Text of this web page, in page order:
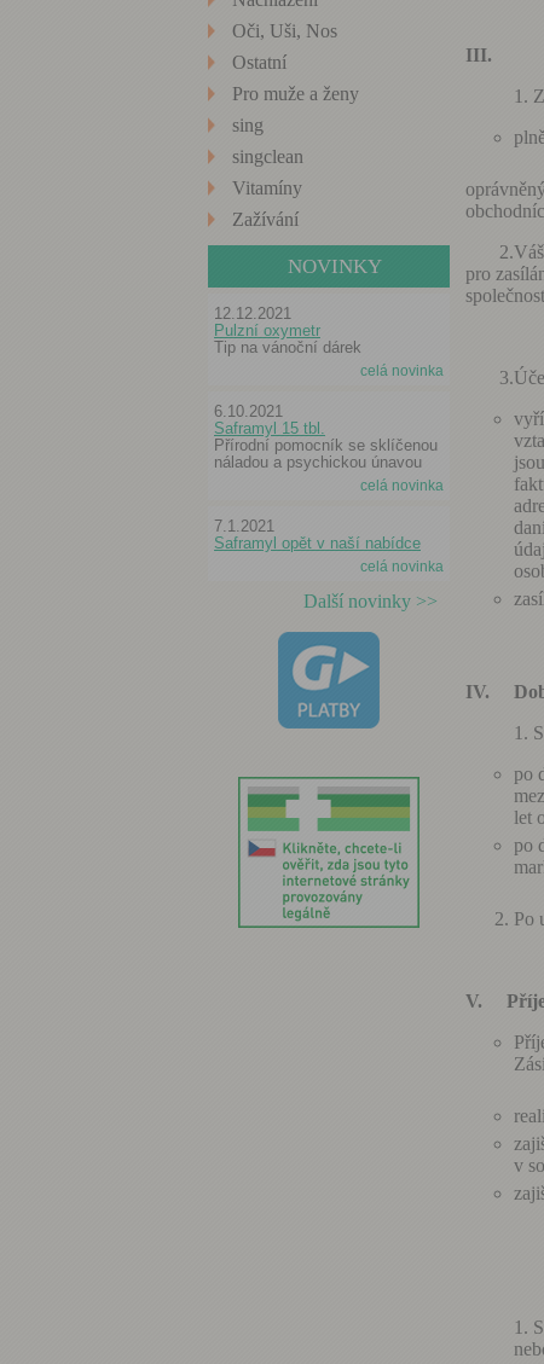
Oči, Uši, Nos
Ostatní
Pro muže a ženy
sing
singclean
Vitamíny
Zažívání
NOVINKY
12.12.2021
Pulzní oxymetr
Tip na vánoční dárek
celá novinka
6.10.2021
Saframyl 15 tbl.
Přírodní pomocník se sklíčenou
náladou a psychickou únavou
celá novinka
7.1.2021
Saframyl opět v naší nabídce
celá novinka
Další novinky >>
III.
2.Váš
pro
IV.
po
let
po
2. Po
V.
v